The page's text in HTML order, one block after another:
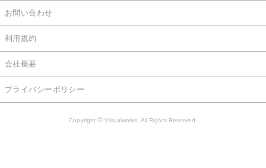
お問い合わせ
利用規約
会社概要
プライバシーポリシー
Copyright© Visualworks. All Rights Reserved.